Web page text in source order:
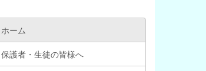
ホーム
保護者・生徒の皆様へ